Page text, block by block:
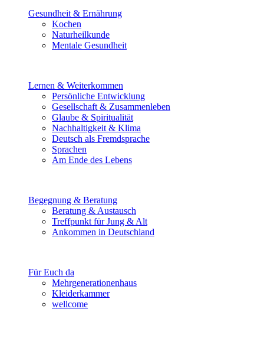
Gesundheit & Ernährung
Kochen
Naturheilkunde
Mentale Gesundheit
Lernen & Weiterkommen
Persönliche Entwicklung
Gesellschaft & Zusammenleben
Glaube & Spiritualität
Nachhaltigkeit & Klima
Deutsch als Fremdsprache
Sprachen
Am Ende des Lebens
Begegnung & Beratung
Beratung & Austausch
Treffpunkt für Jung & Alt
Ankommen in Deutschland
Für Euch da
Mehrgenerationenhaus
Kleiderkammer
wellcome